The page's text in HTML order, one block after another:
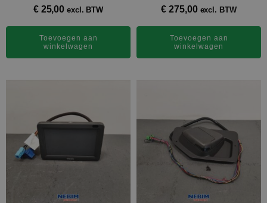
€25,00 excl. BTW
Toevoegen aan
winkelwagen
€ 275,00 excl. BTW
Toevoegen aan
winkelwagen